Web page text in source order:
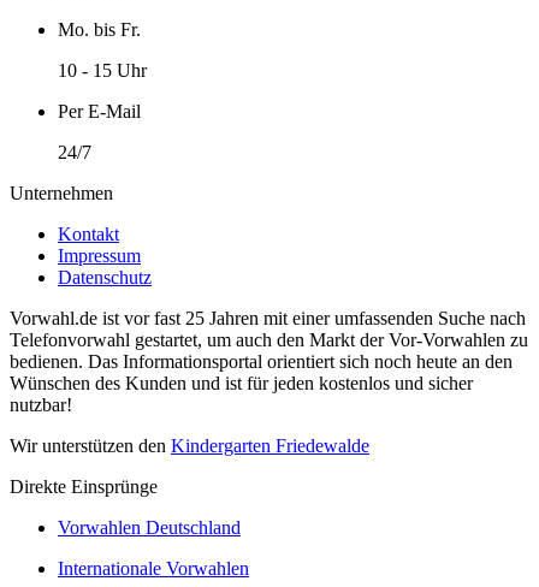
Mo. bis Fr.
10 - 15 Uhr
Per E-Mail
24/7
Unternehmen
Kontakt
Impressum
Datenschutz
Vorwahl.de ist vor fast 25 Jahren mit einer umfassenden Suche nach
Telefonvorwahl gestartet, um auch den Markt der Vor-Vorwahlen zu
bedienen. Das Informationsportal orientiert sich noch heute an den
Wünschen des Kunden und ist für jeden kostenlos und sicher
nutzbar!
Wir unterstützen den Kindergarten Friedewalde
Direkte Einsprünge
Vorwahlen Deutschland
Internationale Vorwahlen